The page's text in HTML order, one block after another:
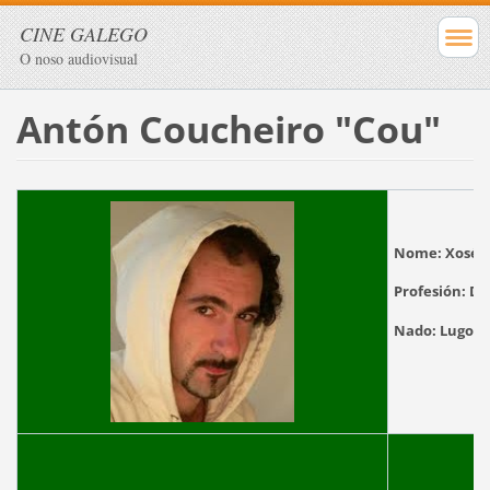
CINE GALEGO
O noso audiovisual
Antón Coucheiro "Cou"
Nome: Xosé
Profesión:
Nado: